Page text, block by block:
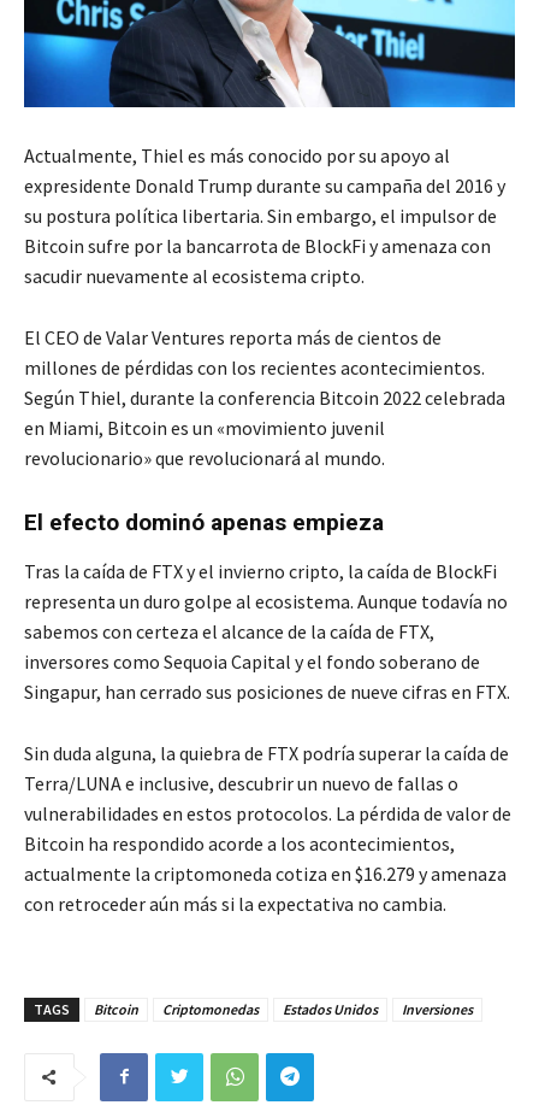
Actualmente, Thiel es más conocido por su apoyo al
expresidente Donald Trump durante su campaña del 2016 y
su postura política libertaria. Sin embargo, el impulsor de
Bitcoin sufre por la bancarrota de BlockFi y amenaza con
sacudir nuevamente al ecosistema cripto.
El CEO de Valar Ventures reporta más de cientos de
millones de pérdidas con los recientes acontecimientos.
Según Thiel, durante la conferencia Bitcoin 2022 celebrada
en Miami, Bitcoin es un «movimiento juvenil
revolucionario» que revolucionará al mundo.
El efecto dominó apenas empieza
Tras la caída de FTX y el invierno cripto, la caída de BlockFi
representa un duro golpe al ecosistema. Aunque todavía no
sabemos con certeza el alcance de la caída de FTX,
inversores como Sequoia Capital y el fondo soberano de
Singapur, han cerrado sus posiciones de nueve cifras en FTX.
Sin duda alguna, la quiebra de FTX podría superar la caída de
Terra/LUNA e inclusive, descubrir un nuevo de fallas o
vulnerabilidades en estos protocolos. La pérdida de valor de
Bitcoin ha respondido acorde a los acontecimientos,
actualmente la criptomoneda cotiza en $16.279 y amenaza
con retroceder aún más si la expectativa no cambia.
TAGS Bitcoin Criptomonedas Estados Unidos Inversiones